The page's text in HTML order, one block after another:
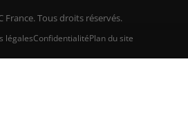
France. Tous droits réservés.
légalesConfidentialitéPlan du site